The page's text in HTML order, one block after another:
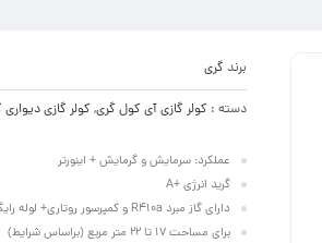
برندگری
دسته : کولر گازی آی کول گری,کولر گازی
عملکرد: سرمايش و گرمایش + اینورتر
گرید انرژی +A
دارای گاز مبرد R410a و کمپرسور روتاری+ لوله رایگان
برای مساحت 17 تا 22 متر مربع (براساس شرایط)